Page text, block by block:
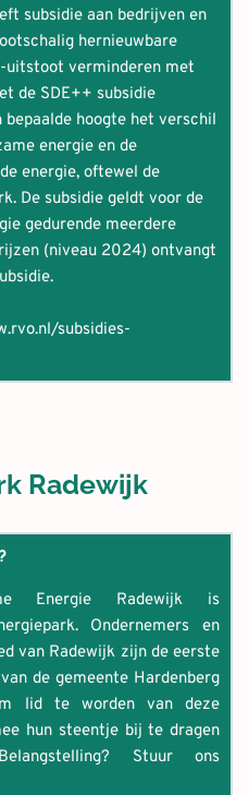
duurzaam en fossielvrij
zijn wind- en zonne-
en betrouwbare
de komende jaren is
Duurzaam
staat dat de energie die in
duurzaam opgewekt in
en in 2050 wil
zijn.
gemeente/gemeente-
mogelijk, mede door de
Ook voor grootschalige
MW steeds minder
Voor wind op zee ligt het
Daar zijn de eerste
van 2030 en de landelijke
Bovendien is het niet
van één energiebron,
te hebben.
subsidie aan bedrijven en
hernieuwbare
uitstoot verminderen met
de SDE++ subsidie
hoogte het verschil
energie en de
energie, oftewel de
De subsidie geldt voor de
gedurende meerdere
(niveau 2024) ontvangt
subsidies-
Radewijk
Energie Radewijk is
Ondernemers en
van Radewijk zijn de eerste
de gemeente Hardenberg
lid te worden van deze
hun steentje bij te dragen
Stuur ons